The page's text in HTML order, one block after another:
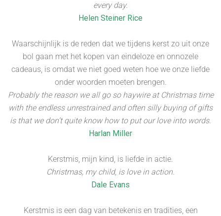
every day.
Helen Steiner Rice
Waarschijnlijk is de reden dat we tijdens kerst zo uit onze
bol gaan met het kopen van eindeloze en onnozele
cadeaus, is omdat we niet goed weten hoe we onze liefde
onder woorden moeten brengen.
Probably the reason we all go so haywire at Christmas time
with the endless unrestrained and often silly buying of gifts
is that we don’t quite know how to put our love into words.
Harlan Miller
Kerstmis, mijn kind, is liefde in actie.
Christmas, my child, is love in action.
Dale Evans
Kerstmis is een dag van betekenis en tradities, een